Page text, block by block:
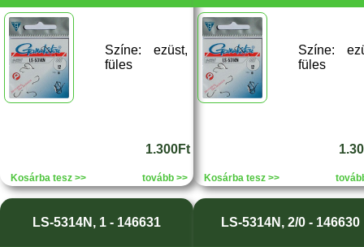
Színe: ezüst,
füles
1.300Ft
Kosárba tesz >> tovább >>
Színe:
füles
Kosárba tesz >>
LS-5314N, 1 - 146631 LS-5314N, 2/0 - 146630